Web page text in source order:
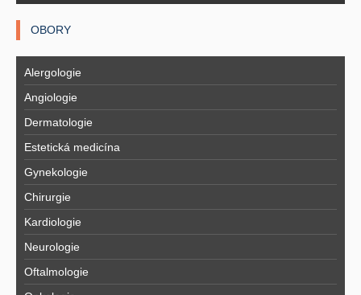
OBORY
Alergologie
Angiologie
Dermatologie
Estetická medicína
Gynekologie
Chirurgie
Kardiologie
Neurologie
Oftalmologie